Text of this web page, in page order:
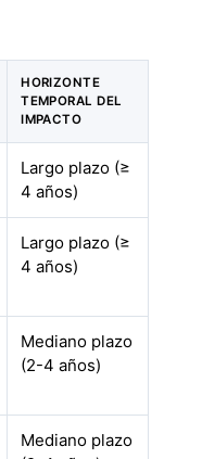
HORIZONTE
TEMPORAL DEL
IMPACTO
Largo plazo (≥
4 años)
Largo plazo (≥
4 años)
Mediano plazo
(2-4 años)
Mediano plazo